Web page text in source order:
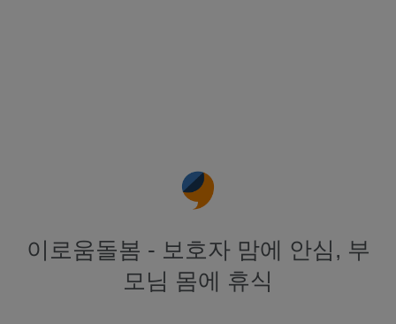
이로움돌봄 - 보호자 맘에 안심, 부
모님 몸에 휴식